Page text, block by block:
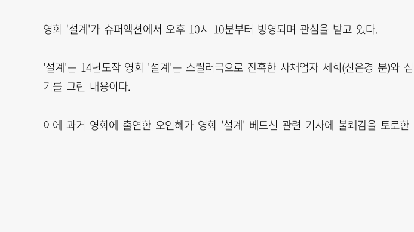
영화 '설계'가 슈퍼액션에서 오후 10시 10분부터 방영되며 관심을 받고 있다.
'설계'는 14년도작 영화 '설계'는 스릴러극으로 잔혹한 사채업자 세희(신은경 분)와
기를 그린 내용이다.
이에 과거 영화에 출연한 오인혜가 영화 '설계' 베드신 관련 기사에 불쾌감을 토로한